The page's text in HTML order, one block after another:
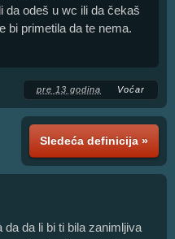
da odeš u wc ili da čekaš
bi primetila da te nema.
pre 13 godina Voćar
Sledeća definicija »
da li bi ti bila zanimljiva